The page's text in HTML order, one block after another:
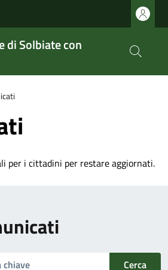
di Solbiate con
per i cittadini per restare aggiornati.
Cerca